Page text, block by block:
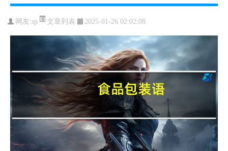
网友:sp 文章列表 2025-01-26 02:02:08